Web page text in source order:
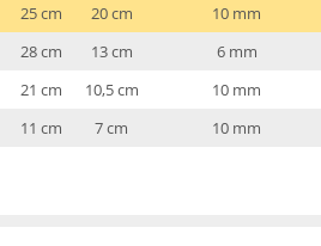
25 cm 20 cm
10 mm
28 cm 13 cm
6 mm
21 cm 10,5 cm
10 mm
11 cm 7 cm 10 mm